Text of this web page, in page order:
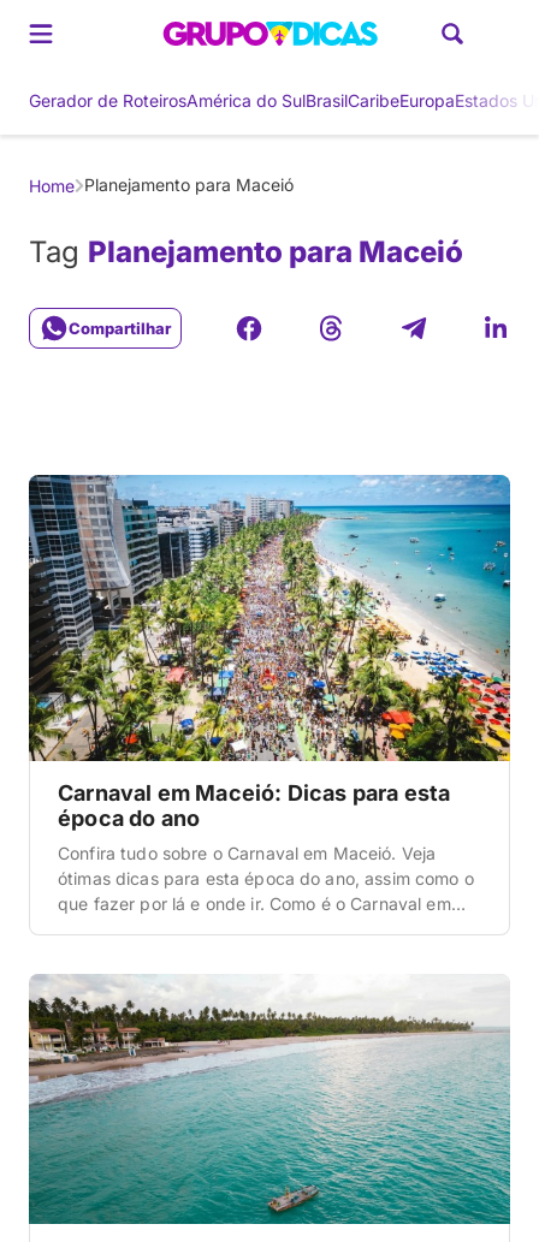
Gerador de RoteirosAmérica do SulBrasilCaribeEuropaEstados
Home Planejamento para Maceió
Tag Planejamento para Maceió
Compartilhar
Carnaval em Maceió: Dicas para esta
época do ano
Confira tudo sobre o Carnaval em Maceió. Veja
ótimas dicas para esta época do ano, assim como o
que fazer por lá e onde ir. Como é o Carnaval em
alta temporada, que são os meses de […]